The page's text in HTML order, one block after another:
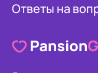
Ответы на